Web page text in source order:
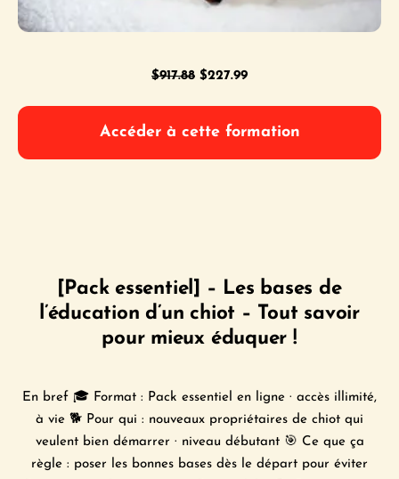
$917.88 Le
était :
$917.88.
$227.99Le
est :
$227.99.
Accéder à cette formation
[Pack essentiel] – Les bases de
l’éducation d’un chiot – Tout savoir
pour mieux éduquer !
En bref 🎓 Format : Pack essentiel en ligne · accès illimité,
à vie 🐕 Pour qui : nouveaux propriétaires de chiot qui
veulent bien démarrer · niveau débutant 🎯 Ce que ça
règle : poser les bonnes bases dès le départ pour éviter